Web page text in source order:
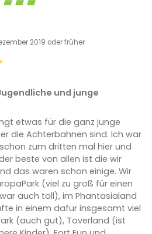
2019 oder früher
und junge
etwas für die ganz junge
die Achterbahnen sind. Ich war
zum dritten mal hier und
beste von allen ist die wir
das waren schon einige. Wir
(viel zu groß für einen
auch toll), im Phantasialand
in einem dafür insgesamt viel
(auch gut), Toverland (ist